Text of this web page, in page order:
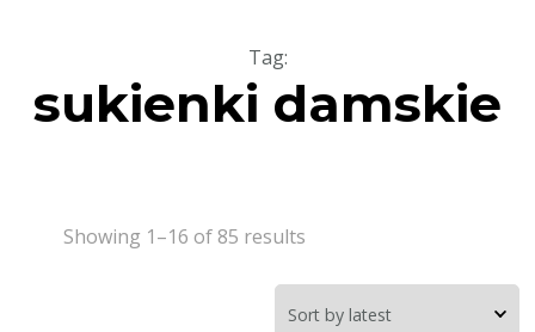
Tag:
sukienki damskie
Showing 1–16 of 85 results